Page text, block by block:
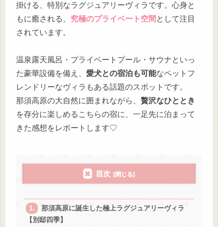
掛ける、特別なラグジュアリーヴィラです。心身と
もに癒される、 究極のプライベート空間 として注目
されています。
温泉露天風呂・プライベートプール・サウナといっ
た豪華設備を備え、 愛犬との宿泊も可能なペットフ
レンドリーなヴィラもある話題のスポットです。
那須高原の大自然に囲まれながら、 贅沢なひととき
を存分に楽しめるこちらの宿に、一足先に泊まって
きた感想をレポートします♡
目次
那須高原に誕生した極上ラグジュアリーヴィラ
【別邸四季】